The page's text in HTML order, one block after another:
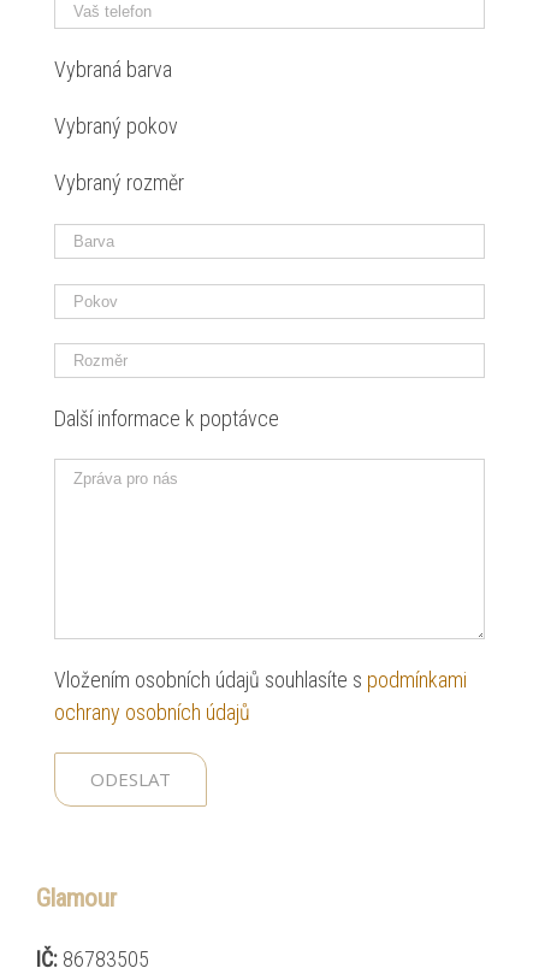
Glamour
IČ: 86783505
Vybraná bar­va
Vybraný pokov
Vybraný rozměr
Další infor­ma­ce k pop­távce
Vložením osob­ních úda­jů souh­lasíte s pod­mínka­mi
ochrany osob­ních úda­jů